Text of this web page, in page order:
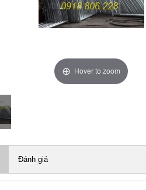
Hover to zoom
Đánh giá